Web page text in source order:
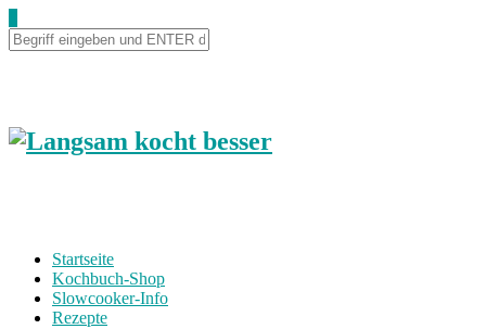
Startseite
Kochbuch-Shop
Slowcooker-Info
Rezepte